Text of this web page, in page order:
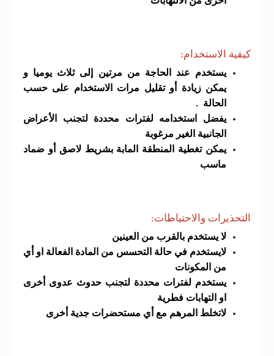
كيفية الاستخدام:
يستخدم عند الحاجة من مرتين إلى ثلاث يوميا و
يمكن زيادة أو تقليل مرات الاستخدام على حسب
الحالة .
يفضل استخدامه لفترات محددة لتجنب الأعراض
الجانبية الغير مرغوبة
يمكن تغطية المنطقة المابة بشريط لاصق أو ضماد
ماسب
التحذيرات والاحتياطات:
لا يستخدم بالقرب من العينين
لايستخدم في حالة التحسس من المادة الفعالة او أي
من المكونات
يستخدم لفترات محددة لتجنب حدوث عدوى أخرى
او التهابات فطرية
لاتخلط المرهم مع أي مستحضرات جدية أخرى